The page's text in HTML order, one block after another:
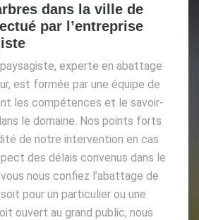
dans la ville de
par l’entreprise
paysagiste, experte en abattage
est formée par une équipe de
les compétences et le savoir-
le domaine. Nos points forts
de notre intervention en cas
des délais convenus dans le
nous confiez l’abattage de
pour un particulier ou une
ouvert au grand public, nous